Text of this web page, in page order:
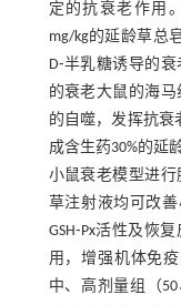
定的抗衰老作用
mg/kg的延龄草总
D⁃半乳糖诱导的
的衰老大鼠的海
的自噬，发挥抗衰
成含生药30%的延
小鼠衰老模型进
草注射液均可改善
GSH⁃Px活性及恢
用，增强机体免疫
中、高剂量组（